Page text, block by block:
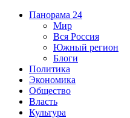
Панорама 24
Мир
Вся Россия
Южный регион
Блоги
Политика
Экономика
Общество
Власть
Культура